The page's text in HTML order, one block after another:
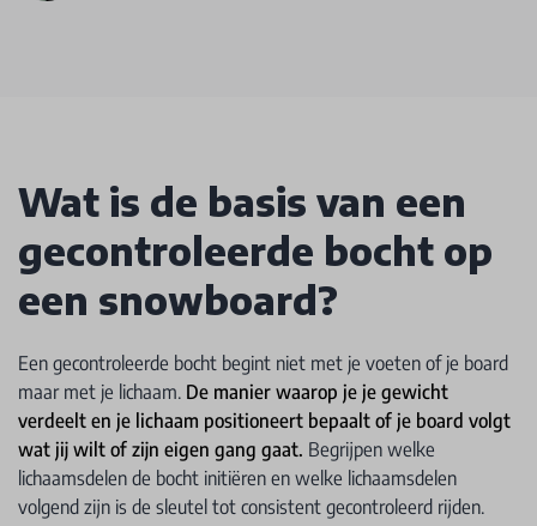
Wat is de basis van een
gecontroleerde bocht op
een snowboard?
Een gecontroleerde bocht begint niet met je voeten of je board
maar met je lichaam. De manier waarop je je gewicht
verdeelt en je lichaam positioneert bepaalt of je board volgt
wat jij wilt of zijn eigen gang gaat. Begrijpen welke
lichaamsdelen de bocht initiëren en welke lichaamsdelen
volgend zijn is de sleutel tot consistent gecontroleerd rijden.